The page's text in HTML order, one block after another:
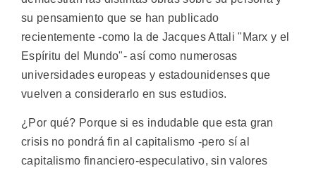
su pensamiento que se han publicado
recientemente -como la de Jacques Attali "Marx y el
Espíritu del Mundo"- así como numerosas
universidades europeas y estadounidenses que
vuelven a considerarlo en sus estudios.
¿Por qué? Porque si es indudable que esta gran
crisis no pondrá fin al capitalismo -pero sí al
capitalismo financiero-especulativo, sin valores